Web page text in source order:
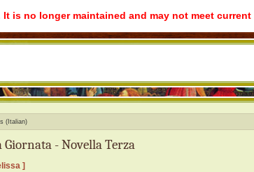
is no longer maintained and may not meet
(Italian)
Giornata - Novella Terza
]